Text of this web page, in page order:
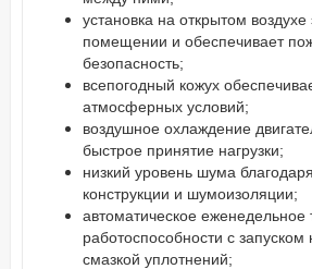
установка на открытом
помещении и обеспечивает
безопасность;
всепогодный кожух
атмосферных условий;
воздушное охлаждение
быстрое принятие нагрузки;
низкий уровень шума
конструкции и шумоизоляции;
автоматическое еженедельное
работоспособности с
смазкой уплотнений;